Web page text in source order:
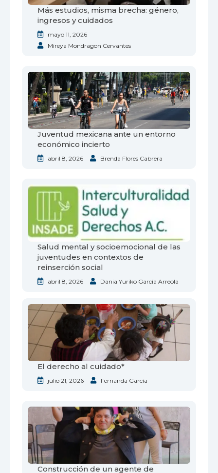
Más estudios, misma brecha: género,
ingresos y cuidados
mayo 11, 2026
Mireya Mondragon Cervantes
Juventud mexicana ante un entorno
económico incierto
abril 8, 2026 Brenda Flores Cabrera
Salud mental y socioemocional de las
juventudes en contextos de
reinserción social
abril 8, 2026 Dania Yuriko García Arreola
El derecho al cuidado*
julio 21, 2026 Fernanda García
Construcción de un agente de